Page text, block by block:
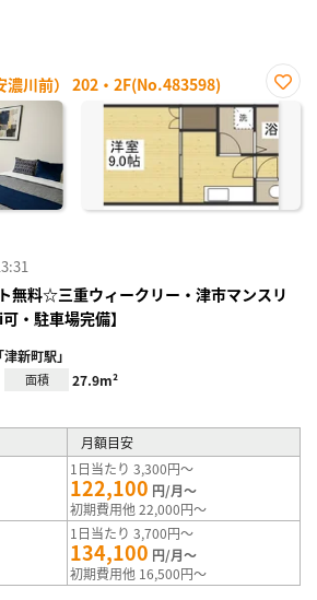
濃川前） 202・2F(No.483598)
お気
に入
り登
録
無料☆三重ウィークリー・津市マンスリ
・駐車場完備】
新町駅」
面積 27.9m²
月額目安
1日当たり 3,300円～
122,100 円/月～
初期費用他 22,000円～
1日当たり 3,700円～
134,100 円/月～
初期費用他 16,500円～